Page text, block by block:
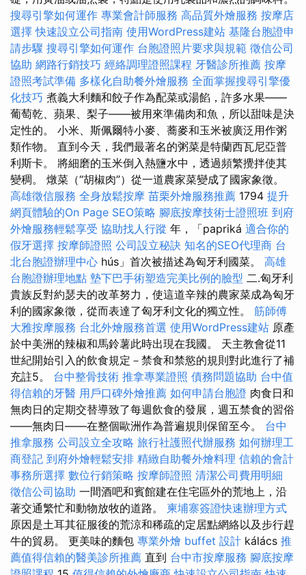
搜尋引擎如何運作 專業會計師服務 高品質外燴服務 按摩店
選擇快速設立公司指南 使用WordPress建站 基隆台胞證申
請步驟 搜尋引擎如何運作 台胞證照片要求與規範 徵信公司
協助 網路行銷技巧 經絡調理證照課程 牙醫診所推薦 按摩
證照考試準備 多樣化自助餐外燴服務 全面掌握搜尋引擎優
化技巧 煮義大利麵和餃子作為配菜或湯餡，許多水果——
葡萄乾、蘋果、梨子——被用來準備肉和魚，所以甜味是決
定性的。 小米、斯佩爾特小麥、蕎麥和玉米被廣泛用作粥
類作物。 直到今天，我們最著名的粥菜是特蘭西瓦尼亞普
利斯卡。 將細磨的玉米倒入熱鹽水中，透過頻繁攪拌使其
變稠。 燉菜（“胡椒肉”）從一道農家菜變成了國家象徵。
高雄徵信服務 全身放鬆按摩 苗栗外燴服務推薦 1794 提升
網頁體驗的On Page SEO策略 腳底按摩技術士證照班 到府
外燴服務輕鬆享受 協助找人行蹤 年，「papriká 適合你的
假牙選擇 按摩師證照 公司設立秘訣 知名的SEO代理商 台
北台胞證辦理中心 hús」首次被描述為匈牙利國菜。 高雄
台胞證辦理地點 墊下巴手術塑造完美比例的臉型 二.匈牙利
貴族反對約瑟夫的改革努力，使這道辛辣的農家菜成為匈牙
利的國家象徵，從而表達了匈牙利文化的獨立性。 筋師傅
大雅按摩服務 台北外燴服務首選 使用WordPress建站 原產
於中美洲的辣椒和馬鈴薯此時出現在我國。 天主教會從11
世紀開始引入的飲食規定－禁食和禁慾的規則對此進行了補
充註5。 台中整骨技術 推拿專業證照 債務問題協助 台中值
得信賴的牙醫 用戶口碑外燴推薦 如何申請台胞證 肉食日和
無肉日的定期交替導致了每週飲食的發展，週五禁食的習俗
——無肉日——在整個歐洲作為普遍規則保留至今。 台中
推拿服務 公司設立全攻略 旅行社護照代辦服務 如何辦理工
商登記 到府外燴輕鬆安排 精緻自助餐外燴料理 信賴的會計
事務所選擇 數位行銷策略 按摩師證照 清潔公司費用明細
徵信公司協助 一間酒吧和賓館建在住宅區外的荒地上，沿
著交通繁忙和動物放牧的道路。 柬埔寨簽證快速辦理方式
原因是土耳其征服後的荒涼和稀疏的定居點網絡以及步行趕
牛的貿易。 更美味的麵包 專業外燴 buffet 設計 kálács 推
薦值得信賴的醫美診所推薦 直到 台中市按摩服務 腳底按摩